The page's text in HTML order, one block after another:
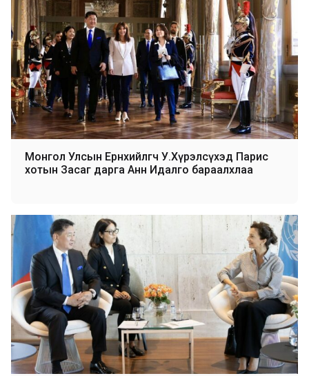
Монгол Улсын Ерөнхийлөгч У.Хүрэлсүхэд Парис
хотын Засаг дарга Анн Идалго бараалхлаа